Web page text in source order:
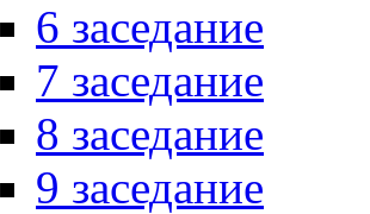
6 заседание
7 заседание
8 заседание
9 заседание